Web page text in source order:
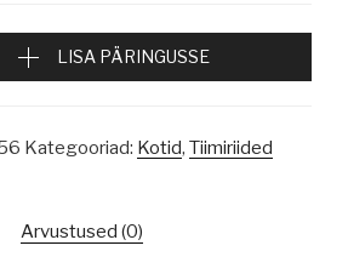
LISA PÄRINGUSSE
Kategooriad: Kotid, Tiimiriided
Arvustused (0)